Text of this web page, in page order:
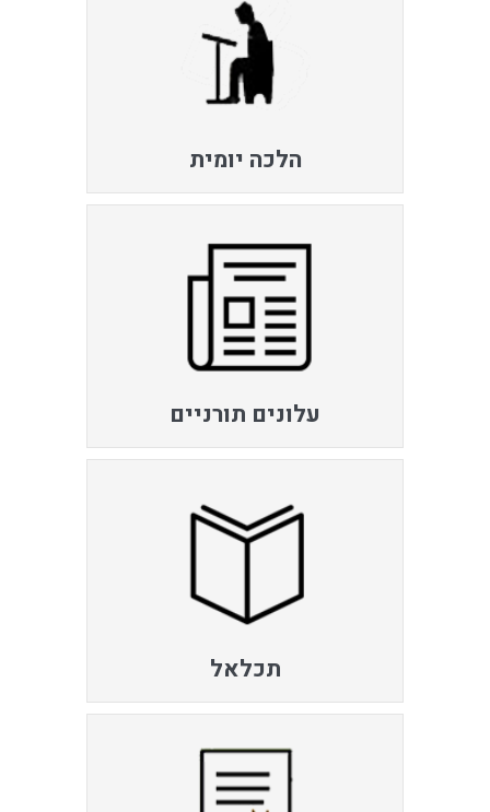
הלכה יומית
עלונים תורניים
תכלאל